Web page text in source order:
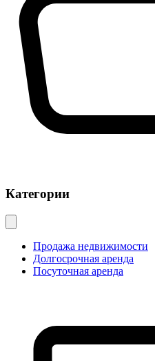
Категории
Продажа недвижимости
Долгосрочная аренда
Посуточная аренда